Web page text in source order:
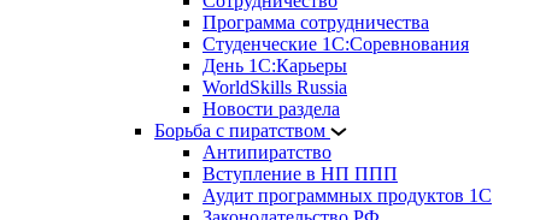
Программа сотрудничества
Студенческие 1С:Соревнования
День 1С:Карьеры
WorldSkills Russia
Новости раздела
Борьба с пиратством
Антипиратство
Вступление в НП ППП
Аудит программных продуктов 1С